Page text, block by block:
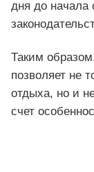
дня до начала
Таким
позволяет не
отдыха, но и
счет